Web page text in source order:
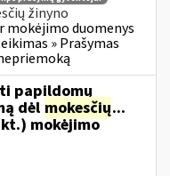
žinyno
mokėjimo duomenys
» Prašymas
papildomų
dėl mokesčių...
kt.) mokėjimo